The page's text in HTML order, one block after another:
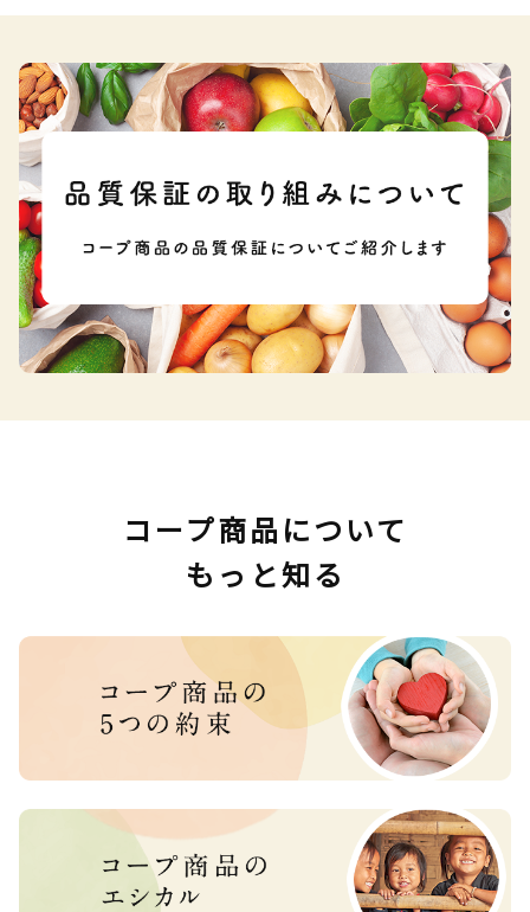
コープ商品について
もっと知る